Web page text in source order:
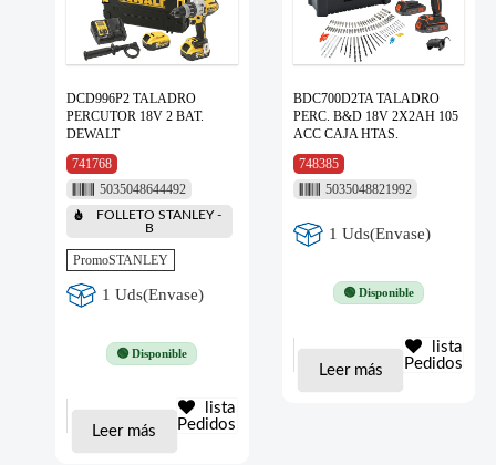
DCD996P2 TALADRO
PERCUTOR 18V 2 BAT.
DEWALT
741768
5035048644492
FOLLETO STANLEY -
B
PromoSTANLEY
1 Uds(Envase)
🟢 Disponible
Leer más
lista
Pedidos
BDC700D2TA TALADRO
PERC. B&D 18V 2X2AH 105
ACC CAJA HTAS.
748385
5035048821992
1 Uds(Envase)
🟢 Disponible
Leer más
lista
Pedidos